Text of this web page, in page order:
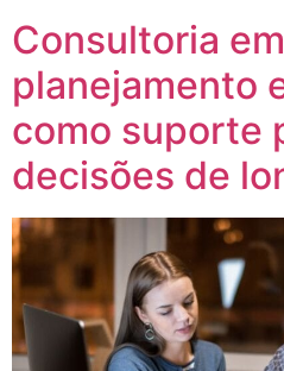
Consultoria em
planejamento
como suporte
decisões de